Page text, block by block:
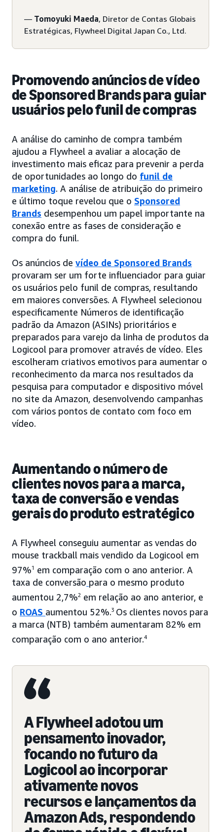
— Tomoyuki Maeda, Diretor de Contas Globais
Estratégicas, Flywheel Digital Japan Co., Ltd.
Promovendo anúncios de vídeo
de Sponsored Brands para guiar
usuários pelo funil de compras
A análise do caminho de compra também
ajudou a Flywheel a avaliar a alocação de
investimento mais eficaz para prevenir a perda
de oportunidades ao longo do funil de
marketing. A análise de atribuição do primeiro
e último toque revelou que o Sponsored
Brands desempenhou um papel importante na
conexão entre as fases de consideração e
compra do funil.
Os anúncios de vídeo de Sponsored Brands
provaram ser um forte influenciador para guiar
os usuários pelo funil de compras, resultando
em maiores conversões. A Flywheel selecionou
especificamente Números de identificação
padrão da Amazon (ASINs) prioritários e
preparados para varejo da linha de produtos da
Logicool para promover através de vídeo. Eles
escolheram criativos emotivos para aumentar o
reconhecimento da marca nos resultados da
pesquisa para computador e dispositivo móvel
no site da Amazon, desenvolvendo campanhas
com vários pontos de contato com foco em
vídeo.
Aumentando o número de
clientes novos para a marca,
taxa de conversão e vendas
gerais do produto estratégico
A Flywheel conseguiu aumentar as vendas do
mouse trackball mais vendido da Logicool em
97%1
em comparação com o ano anterior. A
taxa de conversão para o mesmo produto
aumentou 2,7%2 em relação ao ano anterior, e
o ROAS aumentou 52%.3 Os clientes novos para
a marca (NTB) também aumentaram 82% em
comparação com o ano anterior.4
A Flywheel adotou um
pensamento inovador,
focando no futuro da
Logicool ao incorporar
ativamente novos
recursos e lançamentos da
Amazon Ads, respondendo